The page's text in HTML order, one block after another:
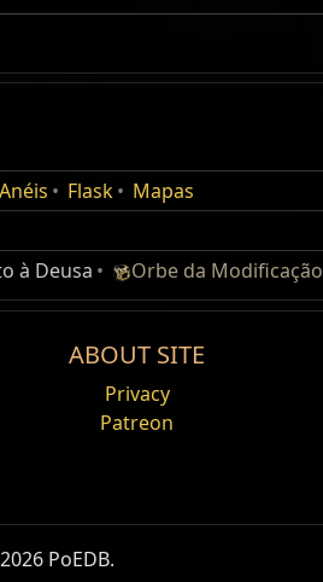
Anéis Flask
Mapas
à Deusa Orbe da Modificação
ABOUT SITE
Privacy
Patreon
PoEDB.